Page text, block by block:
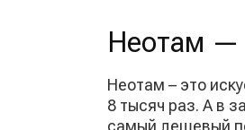
Неотам —
Неотам – это
8 тысяч раз. А в
самый дешевый